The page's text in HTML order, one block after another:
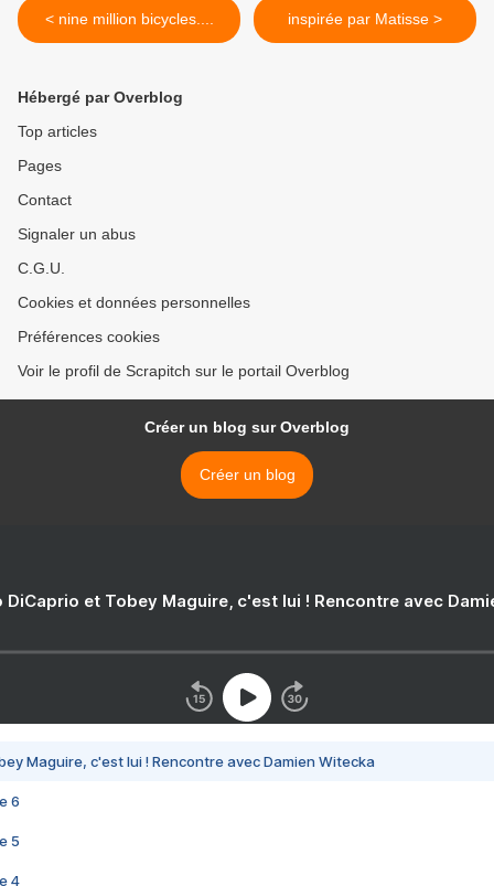
< nine million bicycles.... inspirée par Matisse >
Hébergé par Overblog
Top articles
Pages
Contact
Signaler un abus
C.G.U.
Cookies et données personnelles
Préférences cookies
Voir le profil de Scrapitch sur le portail Overblog
Créer un blog sur Overblog
Créer un blog
DiCaprio et Tobey Maguire, c'est lui ! Rencontre avec
Maguire, c'est lui ! Rencontre avec Damien Witecka
6
5
4